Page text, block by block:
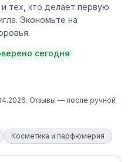
тех, кто делает первую
Экономьте на
сегодня
. Отзывы — после ручной
Косметика и парфюмерия